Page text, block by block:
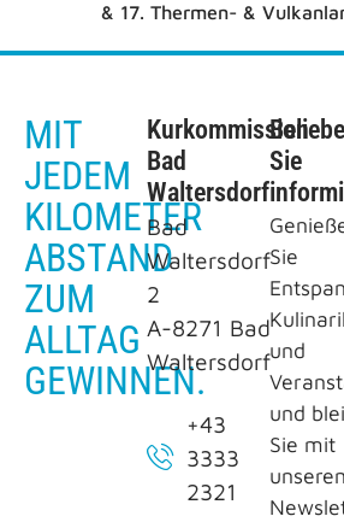
& 17. Thermen- &
MIT
JEDEM
KILOMETER
ABSTAND
ZUM
ALLTAG
GEWINNEN.
Kurkommission
Bad
Waltersdorf
Bad
Waltersdorf
2
A-8271 Bad
Waltersdorf
+43
3333
2321
Sie
Sie
und
und
Sie mit